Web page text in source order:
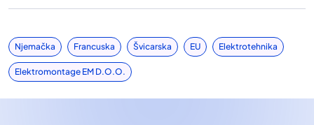
Njemačka Francuska Švicarska EU Elektrotehnika
Elektromontage EM D.o.o.